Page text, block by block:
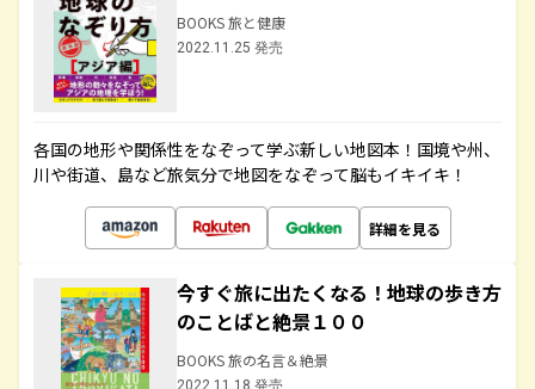
BOOKS 旅と健康
2022.11.25 発売
各国の地形や関係性をなぞって学ぶ新しい地図本！国境や州、
川や街道、島など旅気分で地図をなぞって脳もイキイキ！
詳細を見る
今すぐ旅に出たくなる！地球の歩き方
のことばと絶景１００
BOOKS 旅の名言＆絶景
2022.11.18 発売